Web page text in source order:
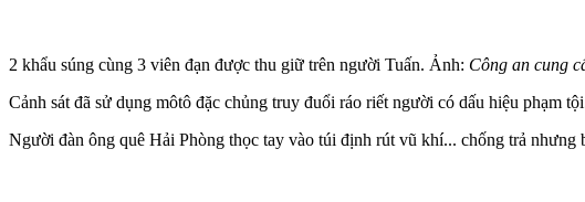
2 khẩu súng cùng 3 viên đạn được thu giữ trên người Tuấn. Ảnh: Công an cung
Cảnh sát đã sử dụng môtô đặc chủng truy đuổi ráo riết người có dấu hiệu phạm
Người đàn ông quê Hải Phòng thọc tay vào túi định rút vũ khí... chống trả nhưng